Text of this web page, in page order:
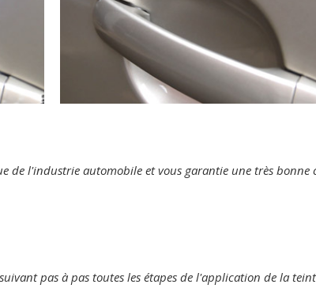
de l'industrie automobile et vous garantie une très bonne
pas à pas toutes les étapes de l'application de la